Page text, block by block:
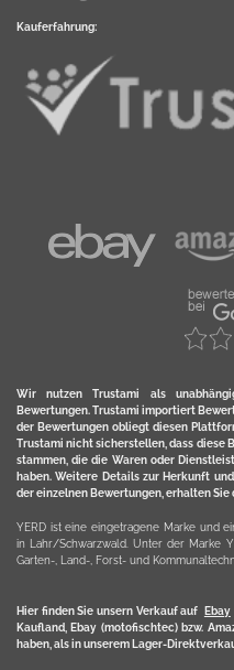
Kauferfahrung:
Wir nutzen Trustami als
Bewertungen. Trustami importiert
der Bewertungen obliegt diesen
Trustami nicht sicherstellen, dass diese
stammen, die die Waren oder
haben. Weitere Details zur Herkunft
der einzelnen Bewertungen, erhalten
YERD ist eine eingetragene Marke und
in Lahr/Schwarzwald. Unter der Marke
Garten-, Land-, Forst- und
Hier finden Sie unsern Verkauf auf Ebay
Kaufland, Ebay (motofischtec) bzw.
haben, als in unserem Lager-